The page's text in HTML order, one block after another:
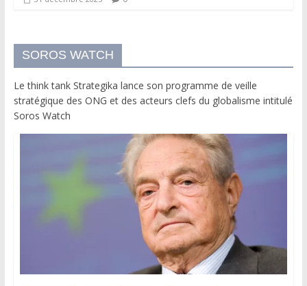
SOROS WATCH
Le think tank Strategika lance son programme de veille
stratégique des ONG et des acteurs clefs du globalisme intitulé
Soros Watch